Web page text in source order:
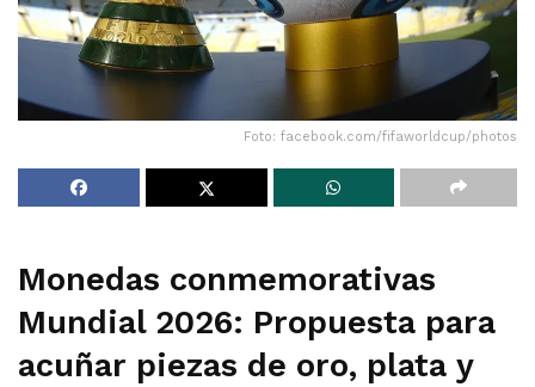
Foto: facebook.com/fifaworldcup/photos
Monedas conmemorativas
Mundial 2026: Propuesta para
acuñar piezas de oro, plata y